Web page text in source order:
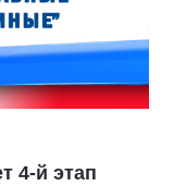
4-й этап